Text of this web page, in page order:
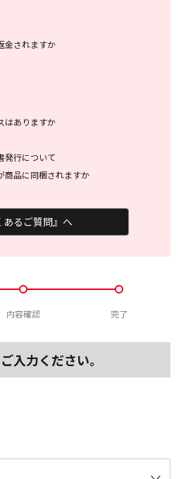
金されますか
はありますか
発行について
商品に同梱されますか
あるご質問』へ
内容確認 完了
入力ください。